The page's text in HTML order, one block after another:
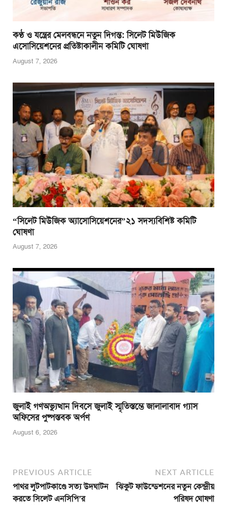
কণ্ঠ ও যন্ত্রের মেলবন্ধনে নতুন দিগন্ত: সিলেট মিউজিক
এসোসিয়েশনের প্রতিষ্টাকালীন কমিটি ঘোষণা
August 7, 2026
“সিলেট মিউজিক অ্যাসোসিয়েশনের”২১ সদস্যবিশিষ্ট কমিটি
ঘোষণা
August 7, 2026
জুলাই গণঅভ্যুত্থান দিবসে জুলাই স্মৃতিস্তম্ভে জালালাবাদ গ্যাস
অফিসের পুষ্পস্তবক অর্পণ
August 6, 2026
PREVIOUS ARTICLE
পাথর লুটপাটকাণ্ডে সত্য উদঘাটন
করতে সিলেট এনসিপি’র
NEXT ARTICLE
ঝিকুট ফাউন্ডেশনের নতুন কেন্দ্রীয়
পরিষদ ঘোষণা